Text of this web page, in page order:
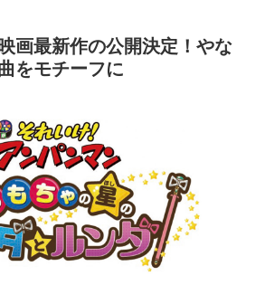
画最新作の公開決定！やな
をモチーフに